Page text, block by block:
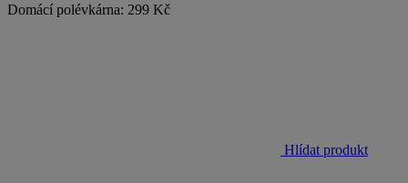
Domácí polévkárna: 299 Kč
Hlídat produkt